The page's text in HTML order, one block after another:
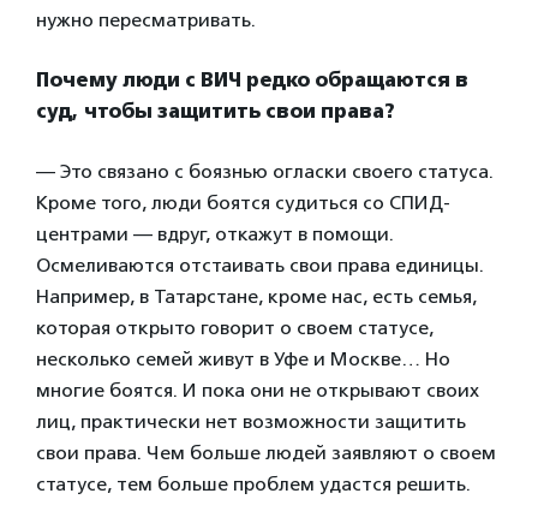
нужно пересматривать.
Почему люди с ВИЧ редко обращаются в
суд, чтобы защитить свои права?
— Это связано с боязнью огласки своего статуса.
Кроме того, люди боятся судиться со СПИД-
центрами — вдруг, откажут в помощи.
Осмеливаются отстаивать свои права единицы.
Например, в Татарстане, кроме нас, есть семья,
которая открыто говорит о своем статусе,
несколько семей живут в Уфе и Москве… Но
многие боятся. И пока они не открывают своих
лиц, практически нет возможности защитить
свои права. Чем больше людей заявляют о своем
статусе, тем больше проблем удастся решить.